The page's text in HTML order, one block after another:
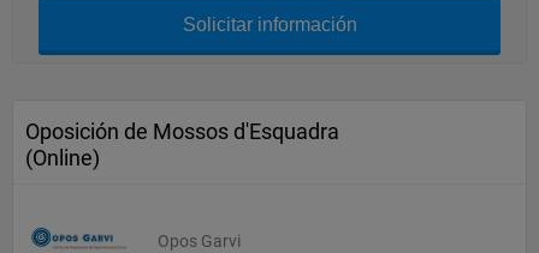
Solicitar información
Oposición de Mossos d'Esquadra
(Online)
Opos Garvi